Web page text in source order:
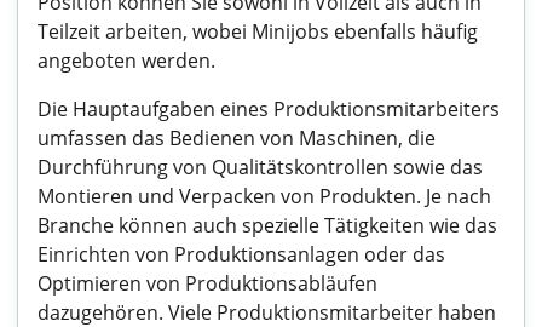
Teilzeit arbeiten, wobei Minijobs ebenfalls häufig
angeboten werden.
Die Hauptaufgaben eines Produktionsmitarbeiters
umfassen das Bedienen von Maschinen, die
Durchführung von Qualitätskontrollen sowie das
Montieren und Verpacken von Produkten. Je nach
Branche können auch spezielle Tätigkeiten wie das
Einrichten von Produktionsanlagen oder das
Optimieren von Produktionsabläufen
dazugehören. Viele Produktionsmitarbeiter haben